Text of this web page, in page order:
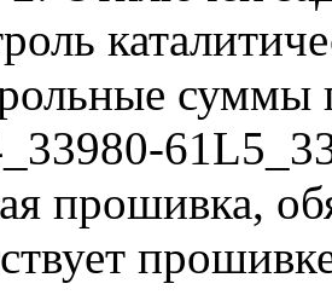
суммы
прошивка,